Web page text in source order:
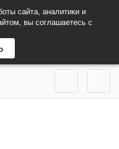
сайта, аналитики и
вы соглашаетесь с